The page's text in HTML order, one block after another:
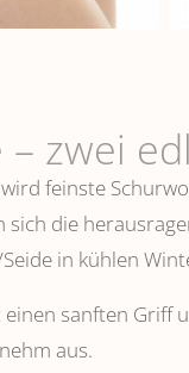
– zwei
feinste
die
in kühlen
sanften
aus.